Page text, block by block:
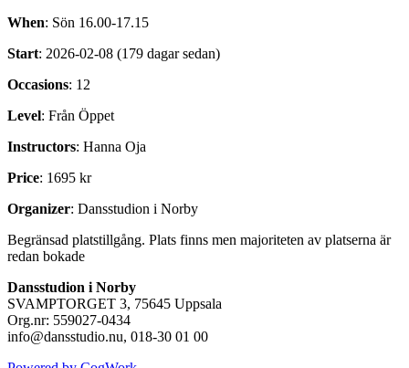
When: Sön 16.00-17.15
Start: 2026-02-08 (179 dagar sedan)
Occasions: 12
Level: Från Öppet
Instructors: Hanna Oja
Price: 1695 kr
Organizer: Dansstudion i Norby
Begränsad platstillgång. Plats finns men majoriteten av platserna är
redan bokade
Dansstudion i Norby
SVAMPTORGET 3, 75645 Uppsala
Org.nr: 559027-0434
info@dansstudio.nu, 018-30 01 00